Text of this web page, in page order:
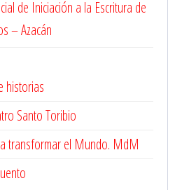
de Iniciación a la Escritura de
– Azacán
historias
Santo Toribio
transformar el Mundo. MdM